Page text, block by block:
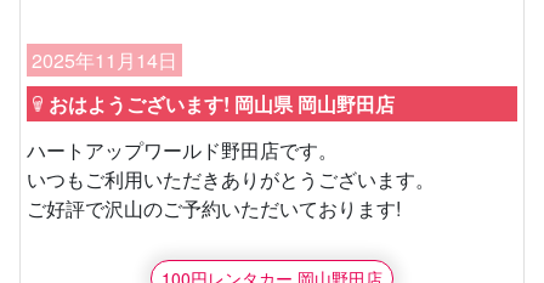
2025年11月14日
おはようございます! 岡山県 岡山野田店
ハートアップワールド野田店です。
いつもご利用いただきありがとうございます。
ご好評で沢山のご予約いただいております!